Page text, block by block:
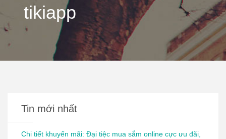
tikiapp
Tin mới nhất
Chi tiết khuyến mãi: Đại tiệc mua sắm online cực ưu đãi,